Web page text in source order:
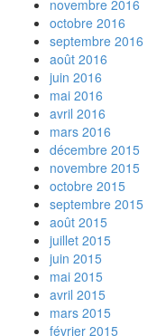
novembre 2016
octobre 2016
septembre 2016
août 2016
juin 2016
mai 2016
avril 2016
mars 2016
décembre 2015
novembre 2015
octobre 2015
septembre 2015
août 2015
juillet 2015
juin 2015
mai 2015
avril 2015
mars 2015
février 2015